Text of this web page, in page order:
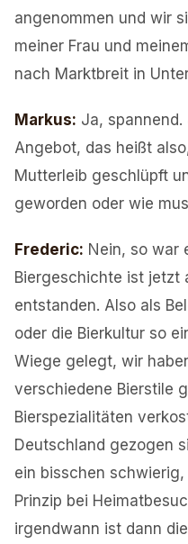
angenommen und wir
meiner Frau und
nach Marktbreit in
Markus: Ja,
Angebot, das heißt
Mutterleib geschlüpft
geworden oder wie
Frederic: Nein, so war
Biergeschichte ist jetzt
entstanden. Also als
oder die Bierkultur so
Wiege gelegt, wir
verschiedene Bierstile
Bierspezialitäten
Deutschland gezogen
ein bisschen
Prinzip bei
irgendwann ist dann